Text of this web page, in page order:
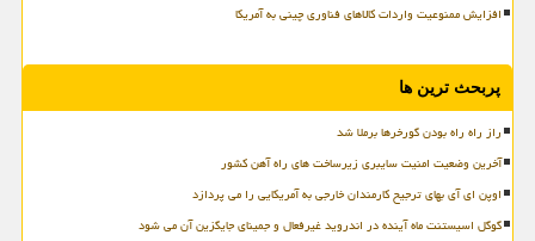
افزایش ممنوعیت واردات کالاهای فناوری چینی به آمریکا
پربحث ترین ها
راز راه راه بودن گورخرها برملا شد
آخرین وضعیت امنیت سایبری زیرساخت های راه آهن کشور
اوپن ای آی بهای ترجیح کارمندان خارجی به آمریکایی را می پردازد
گوگل اسیستنت ماه آینده در اندروید غیرفعال و جمینای جایگزین آن می شود